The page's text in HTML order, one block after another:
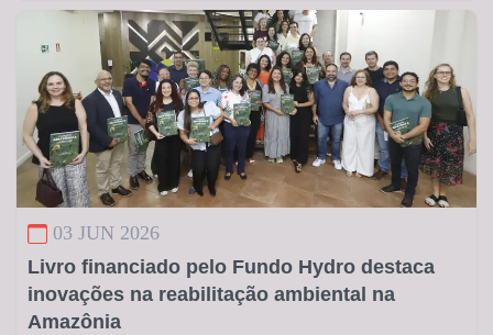
03 JUN 2026
Livro financiado pelo Fundo Hydro destaca
inovações na reabilitação ambiental na
Amazônia